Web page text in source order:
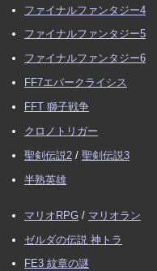
ファイナルファンタジー4
ファイナルファンタジー5
ファイナルファンタジー6
FF7エバークライシス
FFT 獅子戦争
クロノトリガー
聖剣伝説2 / 聖剣伝説3
半熟英雄
マリオRPG / マリオラン
ゼルダの伝説 神トラ
FE3 紋章の謎